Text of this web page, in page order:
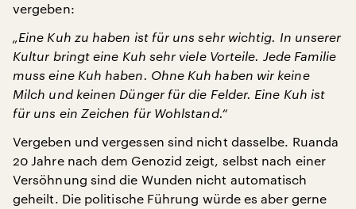
vergeben:
„Eine Kuh zu haben ist für uns sehr wichtig. In unserer
Kultur bringt eine Kuh sehr viele Vorteile. Jede Familie
muss eine Kuh haben. Ohne Kuh haben wir keine
Milch und keinen Dünger für die Felder. Eine Kuh ist
für uns ein Zeichen für Wohlstand.“
Vergeben und vergessen sind nicht dasselbe. Ruanda
20 Jahre nach dem Genozid zeigt, selbst nach einer
Versöhnung sind die Wunden nicht automatisch
geheilt. Die politische Führung würde es aber gerne